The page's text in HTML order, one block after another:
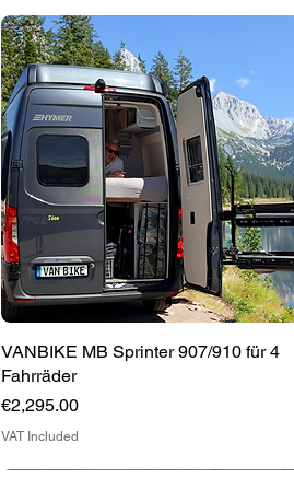
Quick View
VANBIKE MB Sprinter 907/910 für 4
Fahrräder
Price
€2,295.00
VAT Included